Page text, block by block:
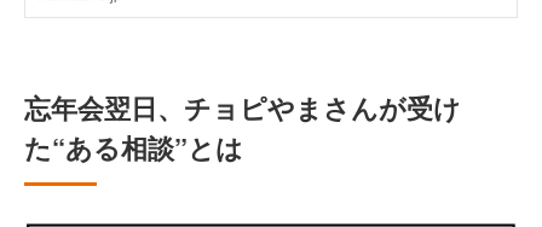
忘年会翌日、チョピやまさんが受け
た“ある相談”とは